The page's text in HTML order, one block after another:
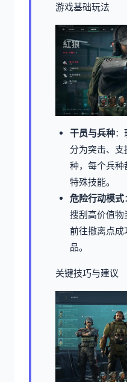
游戏基础玩法
干员与兵种：
分为突击、
种，每个兵种
特殊技能。
危险行动模式
搜刮高价值物
前往撤离点成
品。
关键技巧与建议